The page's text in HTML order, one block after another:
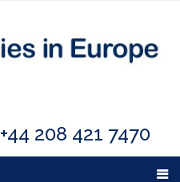
+44 208 421 7470